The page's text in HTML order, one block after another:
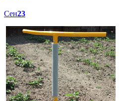
Сен23